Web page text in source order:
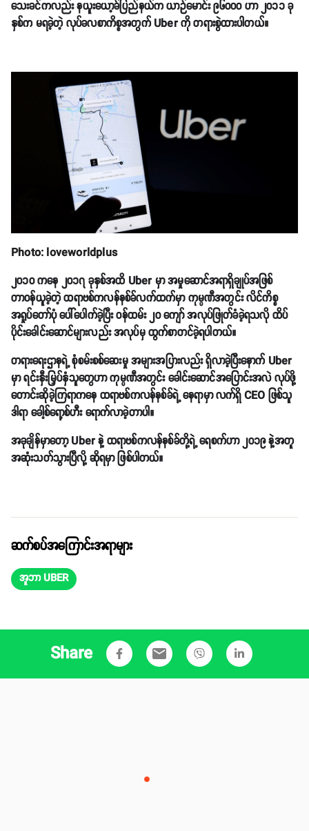
သေးခင်ကလည်း နယူးယော့ခ်ပြည်နယ်က ယာဉ်မောင်း ၉၆၀၀၀ ဟာ ၂၀၁၁ ခု
နှစ်က မရခဲ့တဲ့ လုပ်ခလစာကိစ္စအတွက် Uber ကို တရားစွဲထားပါတယ်။
Photo: loveworldplus
၂၀၁၀ ကနေ ၂၀၁၇ ခုနှစ်အထိ Uber မှာ အမှုဆောင်အရာရှိချုပ်အဖြစ်
တာဝန်ယူခဲ့တဲ့ ထရာဗစ်ကလန်နစ်ခ်လက်ထက်မှာ ကုမ္ပဏီအတွင်း လိင်ကိစ္စ
အရှုပ်တော်ပုံ ပေါ်ပေါက်ခဲ့ပြီး ဝန်ထမ်း ၂၀ ကျော် အလုပ်ဖြုတ်ခံခဲ့ရသလို ထိပ်
ပိုင်းခေါင်းဆောင်များလည်း အလုပ်မှ ထွက်စာတင်ခဲ့ရပါတယ်။
တရားရေးဌာနရဲ့ စုံစမ်းစစ်ဆေးမှု အများအပြားလည်း ရှိလာခဲ့ပြီးနောက် Uber
မှာ ရင်းနှီးမြှပ်နှံသူတွေဟာ ကုမ္ပဏီအတွင်း ခေါင်းဆောင်အပြောင်းအလဲ လုပ်ဖို့
တောင်းဆိုခဲ့ကြရာကနေ ထရာဗစ်ကလန်နစ်ခ်ရဲ့ နေရာမှာ လက်ရှိ CEO ဖြစ်သူ
ဒါရာ ခေါ့စ်ရော့စ်ဟီး ရောက်လာခဲ့တာပါ။
အခုချိန်မှာတော့ Uber နဲ့ ထရာဗစ်ကလန်နစ်ခ်တို့ရဲ့ ရေစက်ဟာ ၂၀၁၉ နဲ့အတူ
အဆုံးသတ်သွားပြီလို့ ဆိုရမှာ ဖြစ်ပါတယ်။
ဆက်စပ်အကြောင်းအရာများ
အူဘာ UBER
Share email